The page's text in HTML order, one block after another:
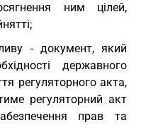
ним цілей,
- документ, який
державного
регуляторного акта,
регуляторний акт
прав та